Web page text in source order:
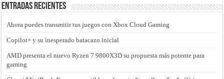
Entradas recientes
Ahora puedes transmitir tus juegos con Xbox Cloud Gaming
Copilot+ y su inesperado batacazo inicial
AMD presenta el nuevo Ryzen 7 9800X3D su propuesta más potente para
gaming